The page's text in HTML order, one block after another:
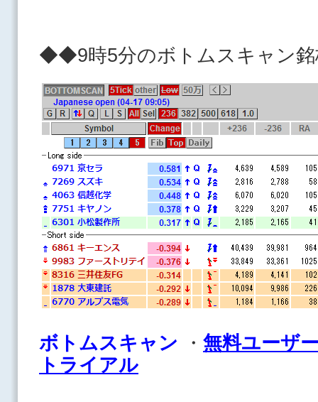
◆◆9時5分のボトムスキャ
ボトムスキャン ・ 無料ユーザ
トライアル